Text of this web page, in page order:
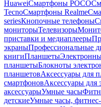
HuaweiСмартфоны POCO
TecnoСмартфоны Realme
seriesКнопочные телефоны
мониторыТелевизоры
приставки и медиаплееры
экраныПрофессиональные
книгиПланшеты
планшетыБлокноты
планшетовАксессуары для
смартфоновАксессуары для
аксессуарыУмные часы
детскиеУмные часы,